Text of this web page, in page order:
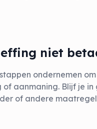
niet
ondernemen
aanmaning. Blijf je
of andere